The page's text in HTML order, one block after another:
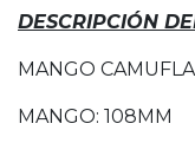
DESCRIPCIÓN
MANGO
MANGO: 108MM